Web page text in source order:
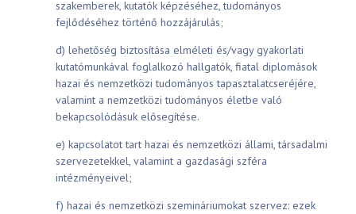
szakemberek, kutatók képzéséhez, tudományos
fejlődéséhez történő hozzájárulás;
d) lehetőség biztosítása elméleti és/vagy gyakorlati
kutatómunkával foglalkozó hallgatók, fiatal diplomások
hazai és nemzetközi tudományos tapasztalatcseréjére,
valamint a nemzetközi tudományos életbe való
bekapcsolódásuk elősegítése.
e) kapcsolatot tart hazai és nemzetközi állami, társadalmi
szervezetekkel, valamint a gazdasági szféra
intézményeivel;
f) hazai és nemzetközi szemináriumokat szervez: ezek